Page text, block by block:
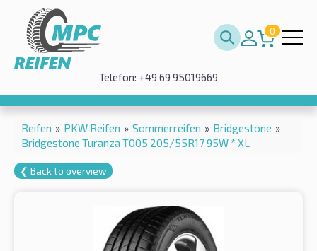
0
Telefon: +49 69 95019669
Reifen » PKW Reifen » Sommerreifen » Bridgestone »
Bridgestone Turanza T005 205/55R17 95W * XL
❮ Back to overview